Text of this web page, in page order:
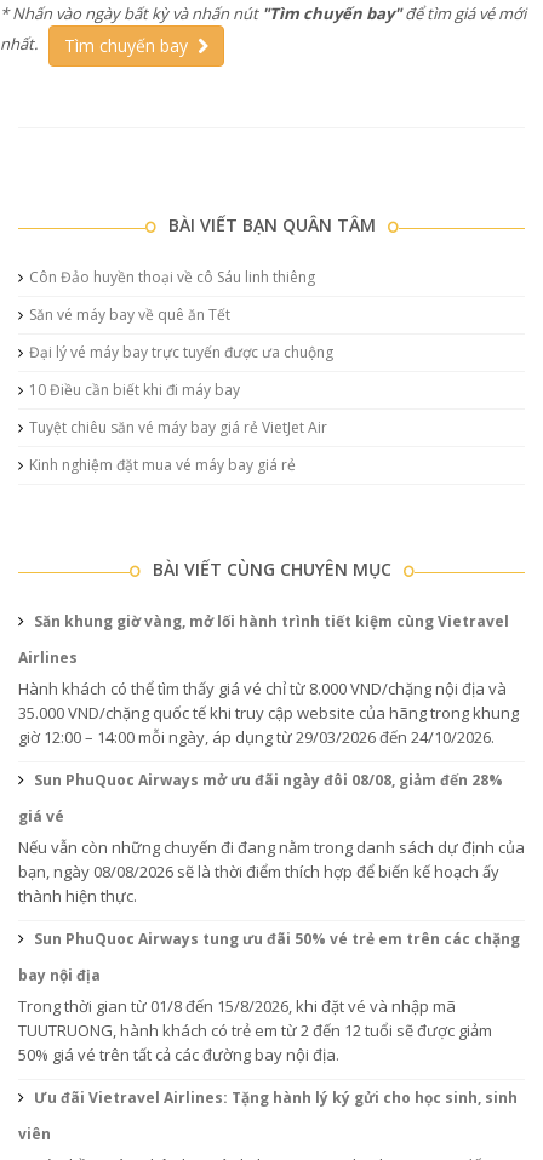
* Nhấn vào ngày bất kỳ và nhấn nút "Tìm chuyến bay"để tìm giá vé mới
nhất.
Tìm chuyến bay
BÀI VIẾT BẠN QUÂN TÂM
Côn Đảo huyền thoại về cô Sáu linh thiêng
Săn vé máy bay về quê ăn Tết
Đại lý vé máy bay trực tuyến được ưa chuộng
10 Điều cần biết khi đi máy bay
Tuyệt chiêu săn vé máy bay giá rẻ VietJet Air
Kinh nghiệm đặt mua vé máy bay giá rẻ
BÀI VIẾT CÙNG CHUYÊN MỤC
Săn khung giờ vàng, mở lối hành trình tiết kiệm cùng Vietravel
Airlines
Hành khách có thể tìm thấy giá vé chỉ từ 8.000 VND/chặng nội địa và
35.000 VND/chặng quốc tế khi truy cập website của hãng trong khung
giờ 12:00 – 14:00 mỗi ngày, áp dụng từ 29/03/2026 đến 24/10/2026.
Sun PhuQuoc Airways mở ưu đãi ngày đôi 08/08, giảm đến 28%
giá vé
Nếu vẫn còn những chuyến đi đang nằm trong danh sách dự định của
bạn, ngày 08/08/2026 sẽ là thời điểm thích hợp để biến kế hoạch ấy
thành hiện thực.
Sun PhuQuoc Airways tung ưu đãi 50% vé trẻ em trên các chặng
bay nội địa
Trong thời gian từ 01/8 đến 15/8/2026, khi đặt vé và nhập mã
TUUTRUONG, hành khách có trẻ em từ 2 đến 12 tuổi sẽ được giảm
50% giá vé trên tất cả các đường bay nội địa.
Ưu đãi Vietravel Airlines: Tặng hành lý ký gửi cho học sinh, sinh
viên